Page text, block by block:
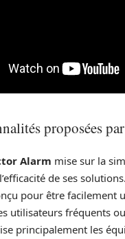
proposées
Alarm mise sur la
de ses
pour être facilement
utilisateurs fréquents
principalement les